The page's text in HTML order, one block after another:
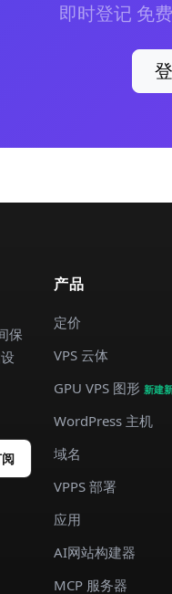
即时登记 免
保
产品
定价
VPS 云体
GPU VPS 图形新建
WordPress 主机
域名
VPPS 部署
应用
AI网站构建器
MCP 服务器